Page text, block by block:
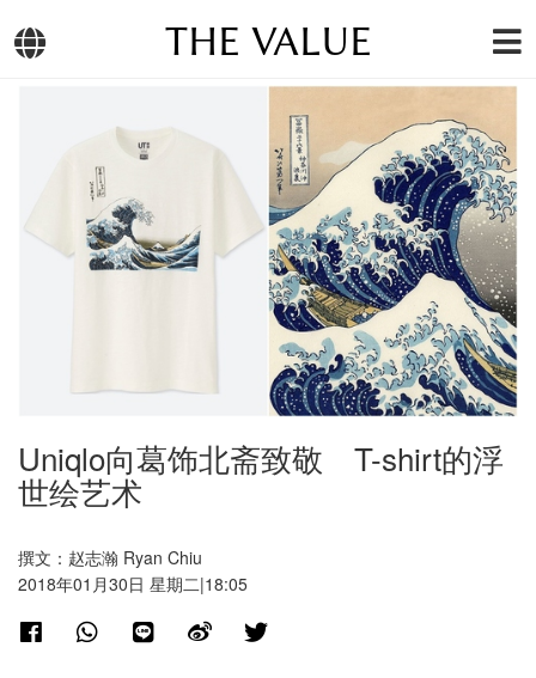
THE VALUE
Uniqlo向葛饰北斋致敬 T-shirt的浮
世绘艺术
撰文：赵志瀚 Ryan Chiu
2018年01月30日 星期二|18:05